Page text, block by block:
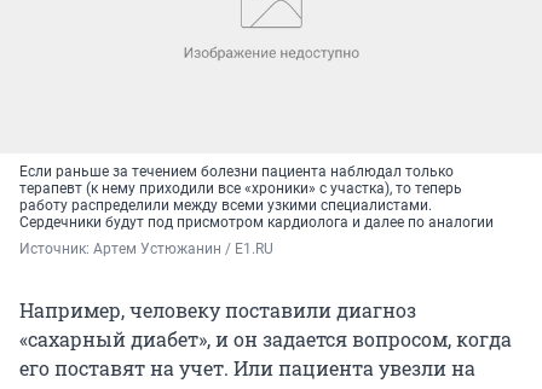
Если раньше за течением болезни пациента наблюдал только
терапевт (к нему приходили все «хроники» с участка), то теперь
работу распределили между всеми узкими специалистами.
Сердечники будут под присмотром кардиолога и далее по аналогии
Источник: Артем Устюжанин / E1.RU
Например, человеку поставили диагноз
«сахарный диабет», и он задается вопросом, когда
его поставят на учет. Или пациента увезли на